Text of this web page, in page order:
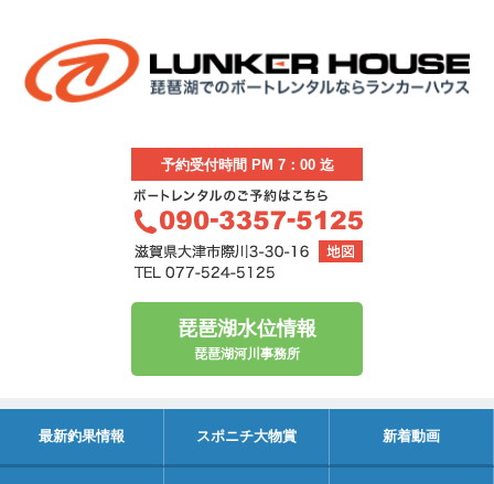
予約受付時間 PM 7：00 迄
琵琶湖水位情報
琵琶湖河川事務所
最新釣果情報 スポニチ大物賞 新着動画